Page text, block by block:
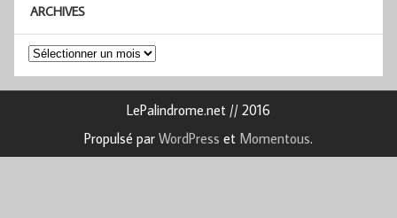
ARCHIVES
Archives
LePalindrome.net // 2016
Propulsé par WordPress et Momentous.